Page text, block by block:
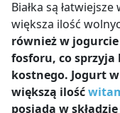
Białka są
większa ilość
również w
fosforu, co sprzyja
kostnego. Jogurt
większą ilość
posiada w